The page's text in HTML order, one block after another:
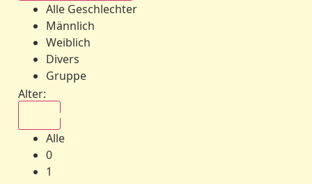
Alle Geschlechter
Männlich
Weiblich
Divers
Gruppe
Alter:
Alle
0
1